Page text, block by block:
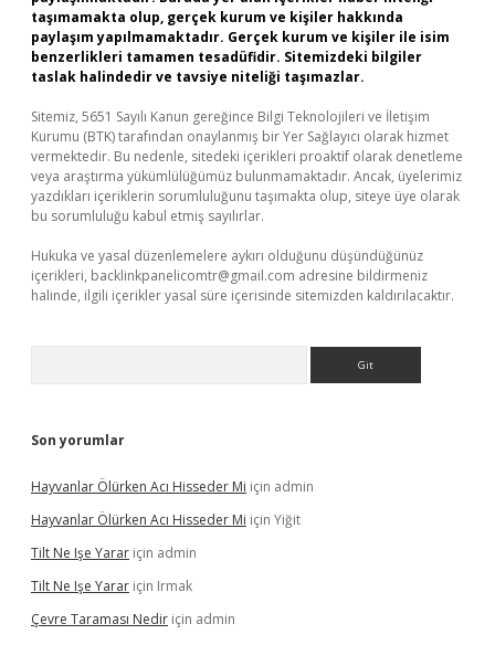
taşımamakta olup, gerçek kurum ve kişiler hakkında
paylaşım yapılmamaktadır. Gerçek kurum ve kişiler ile isim
benzerlikleri tamamen tesadüfidir. Sitemizdeki bilgiler
taslak halindedir ve tavsiye niteliği taşımazlar.
Sitemiz, 5651 Sayılı Kanun gereğince Bilgi Teknolojileri ve İletişim
Kurumu (BTK) tarafından onaylanmış bir Yer Sağlayıcı olarak hizmet
vermektedir. Bu nedenle, sitedeki içerikleri proaktif olarak denetleme
veya araştırma yükümlülüğümüz bulunmamaktadır. Ancak, üyelerimiz
yazdıkları içeriklerin sorumluluğunu taşımakta olup, siteye üye olarak
bu sorumluluğu kabul etmiş sayılırlar.
Hukuka ve yasal düzenlemelere aykırı olduğunu düşündüğünüz
içerikleri, backlinkpanelicomtr@gmail.com adresine bildirmeniz
halinde, ilgili içerikler yasal süre içerisinde sitemizden kaldırılacaktır.
Son yorumlar
Hayvanlar Ölürken Acı Hisseder Mi için admin
Hayvanlar Ölürken Acı Hisseder Mi için Yiğit
Tilt Ne Işe Yarar için admin
Tilt Ne Işe Yarar için Irmak
Çevre Taraması Nedir için admin